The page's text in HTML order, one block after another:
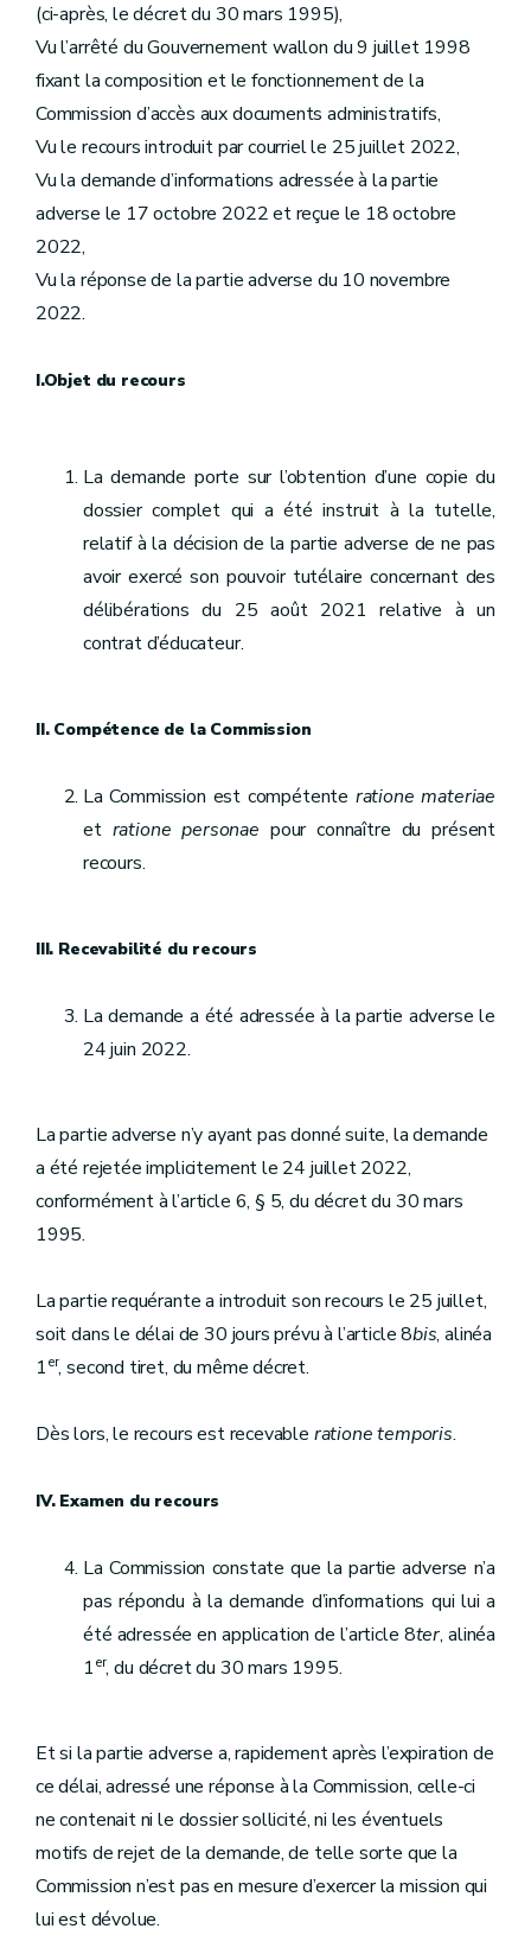
(ci-après, le décret du 30 mars 1995),
Vu l’arrêté du Gouvernement wallon du 9 juillet 1998
fixant la composition et le fonctionnement de la
Commission d’accès aux documents administratifs,
Vu le recours introduit par courriel le 25 juillet 2022,
Vu la demande d’informations adressée à la partie
adverse le 17 octobre 2022 et reçue le 18 octobre
2022,
Vu la réponse de la partie adverse du 10 novembre
2022.
I.Objet du recours
La demande porte sur l’obtention d’une copie du
dossier complet qui a été instruit à la tutelle,
relatif à la décision de la partie adverse de ne pas
avoir exercé son pouvoir tutélaire concernant des
délibérations du 25 août 2021 relative à un
contrat d’éducateur.
II. Compétence de la Commission
La Commission est compétente ratione materiae
et ratione personae pour connaître du présent
recours.
III. Recevabilité du recours
La demande a été adressée à la partie adverse le
24 juin 2022.
La partie adverse n’y ayant pas donné suite, la demande
a été rejetée implicitement le 24 juillet 2022,
conformément à l’article 6, § 5, du décret du 30 mars
1995.
La partie requérante a introduit son recours le 25 juillet,
soit dans le délai de 30 jours prévu à l’article 8bis, alinéa
1er, second tiret, du même décret.
Dès lors, le recours est recevable ratione temporis.
IV. Examen du recours
La Commission constate que la partie adverse n’a
pas répondu à la demande d’informations qui lui a
été adressée en application de l’article 8ter, alinéa
1er, du décret du 30 mars 1995.
Et si la partie adverse a, rapidement après l’expiration de
ce délai, adressé une réponse à la Commission, celle-ci
ne contenait ni le dossier sollicité, ni les éventuels
motifs de rejet de la demande, de telle sorte que la
Commission n’est pas en mesure d’exercer la mission qui
lui est dévolue.